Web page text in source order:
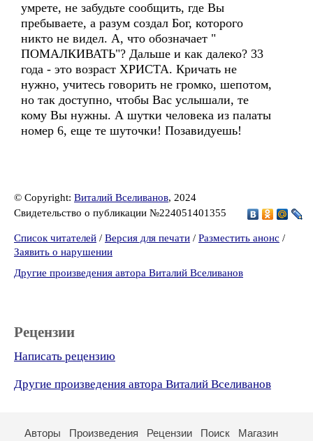
умрете, не забудьте сообщить, где Вы
пребываете, а разум создал Бог, которого
никто не видел. А, что обозначает "
ПОМАЛКИВАТЬ"? Дальше и как далеко? 33
года - это возраст ХРИСТА. Кричать не
нужно, учитесь говорить не громко, шепотом,
но так доступно, чтобы Вас услышали, те
кому Вы нужны. А шутки человека из палаты
номер 6, еще те шуточки! Позавидуешь!
© Copyright: Виталий Вселиванов, 2024
Свидетельство о публикации №224051401355
Список читателей / Версия для печати / Разместить анонс /
Заявить о нарушении
Другие произведения автора Виталий Вселиванов
Рецензии
Написать рецензию
Другие произведения автора Виталий Вселиванов
Авторы Произведения Рецензии Поиск Магазин